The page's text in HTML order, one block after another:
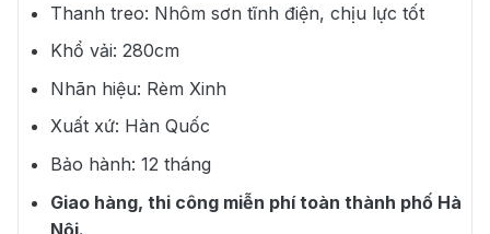
Thanh treo: Nhôm sơn tĩnh điện, chịu lực tốt
Khổ vải: 280cm
Nhãn hiệu: Rèm Xinh
Xuất xứ: Hàn Quốc
Bảo hành: 12 tháng
Giao hàng, thi công miễn phí toàn thành phố Hà
Nội.